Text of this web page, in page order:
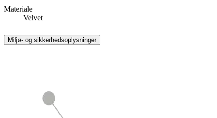
Materiale
Velvet
Miljø- og sikkerhedsoplysninger